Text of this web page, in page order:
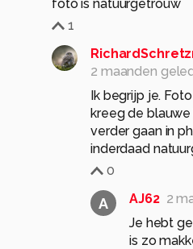
foto is natuurgetrouw
1
2 maanden
Ik begrijp je.
kreeg de
verder gaan in
0
A AJ62 2
Je hebt
is zo